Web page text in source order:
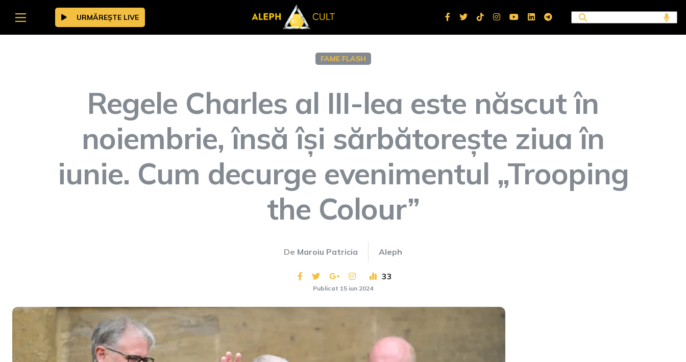
URMĂREȘTE LIVE
FAME FLASH
Regele Charles al III-lea este născut în
noiembrie, însă își sărbătorește ziua în
iunie. Cum decurge evenimentul „Trooping
the Colour”
De Maroiu Patricia Aleph
33
Publicat 15 iun 2024